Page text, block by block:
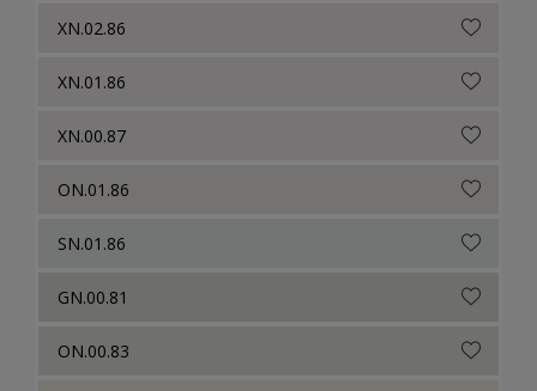
XN.02.86
XN.01.86
XN.00.87
ON.01.86
SN.01.86
GN.00.81
ON.00.83